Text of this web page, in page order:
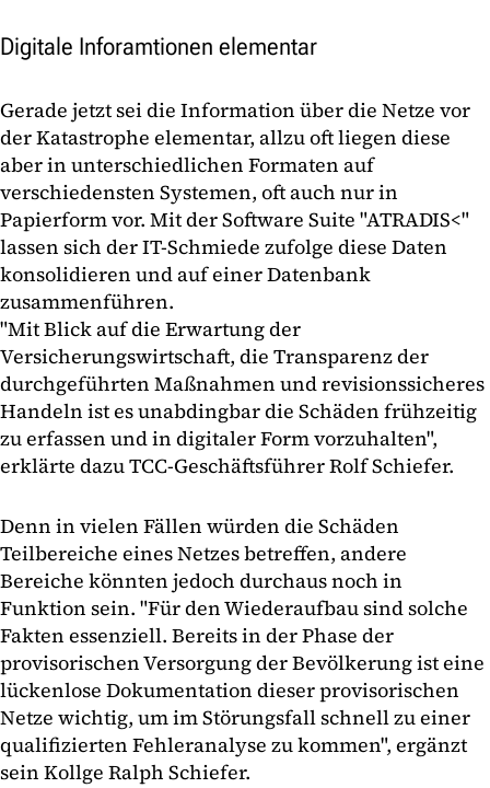
Digitale Inforamtionen elementar
Gerade jetzt sei die Information über die Netze vor
der Katastrophe elementar, allzu oft liegen diese
aber in unterschiedlichen Formaten auf
verschiedensten Systemen, oft auch nur in
Papierform vor. Mit der Software Suite "ATRADIS<"
lassen sich der IT-Schmiede zufolge diese Daten
konsolidieren und auf einer Datenbank
zusammenführen.
"Mit Blick auf die Erwartung der
Versicherungswirtschaft, die Transparenz der
durchgeführten Maßnahmen und revisionssicheres
Handeln ist es unabdingbar die Schäden frühzeitig
zu erfassen und in digitaler Form vorzuhalten",
erklärte dazu TCC-Geschäftsführer Rolf Schiefer.
Denn in vielen Fällen würden die Schäden
Teilbereiche eines Netzes betreffen, andere
Bereiche könnten jedoch durchaus noch in
Funktion sein. "Für den Wiederaufbau sind solche
Fakten essenziell. Bereits in der Phase der
provisorischen Versorgung der Bevölkerung ist eine
lückenlose Dokumentation dieser provisorischen
Netze wichtig, um im Störungsfall schnell zu einer
qualifizierten Fehleranalyse zu kommen", ergänzt
sein Kollge Ralph Schiefer.